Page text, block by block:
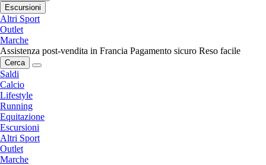
Escursioni
Altri Sport
Outlet
Marche
Assistenza post-vendita in Francia Pagamento sicuro Reso facile
Cerca
Saldi
Calcio
Lifestyle
Running
Equitazione
Escursioni
Altri Sport
Outlet
Marche